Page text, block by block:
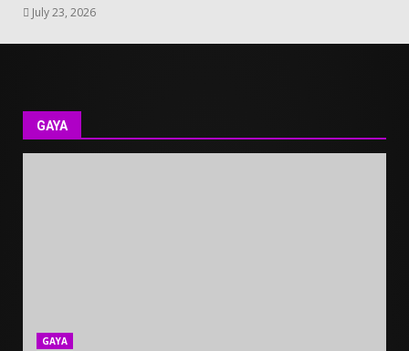
July 23, 2026
GAYA
GAYA